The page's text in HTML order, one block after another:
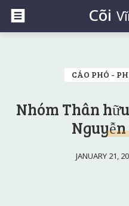
Cõi
CÁO PHÓ -
Nhóm Thân
JANUARY 21,